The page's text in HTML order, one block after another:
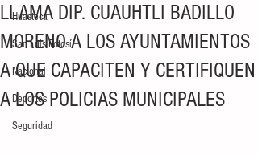
Huasteca
San Luis Potosí
Nacional
Deportes
Seguridad
LLAMA DIP. CUAUHTLI BADILLO
MORENO A LOS AYUNTAMIENTOS
A QUE CAPACITEN Y CERTIFIQUEN
A LOS POLICIAS MUNICIPALES